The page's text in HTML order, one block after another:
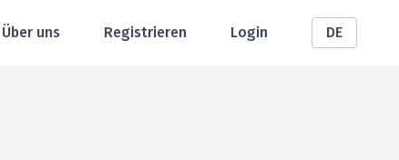
Über uns Registrieren Login DE